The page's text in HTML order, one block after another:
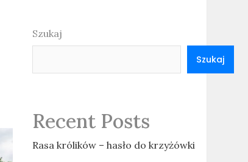
Szukaj
Szukaj
Recent Posts
Rasa królików – hasło do krzyżówki